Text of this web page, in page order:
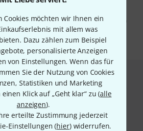
Cookies möchten wir Ihnen ein
mit allem was
Dazu zählen zum Beispiel
personalisierte Anzeigen
von Einstellungen. Wenn das für
Sie der Nutzung von Cookies
Statistiken und Marketing
Klick auf „Geht klar“ zu (alle
anzeigen).
erteilte Zustimmung jederzeit
Einstellungen (hier) widerrufen.
stimmen Sie dem Erhalt von E-Mail-
des E-Mail-Nutzungsverhaltens zu. Die
möglich. Weitere Informationen finden Sie in
Datenschutzhinweisen.
* Pflichtfeld
bezahlen